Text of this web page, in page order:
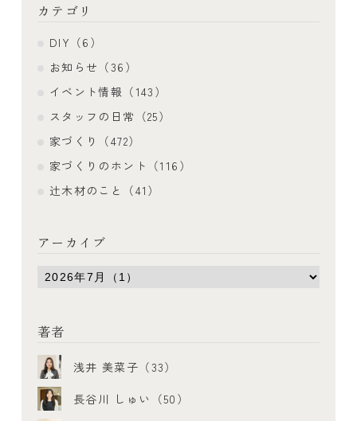
カテゴリ
DIY（6）
お知らせ（36）
イベント情報（143）
スタッフの日常（25）
家づくり（472）
家づくりのホント（116）
辻木材のこと（41）
アーカイブ
著者
浅井 美菜子（33）
長谷川 しゅい（50）